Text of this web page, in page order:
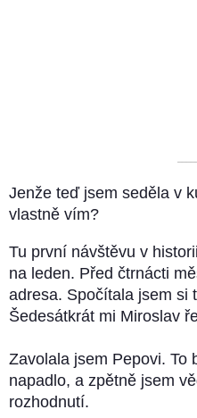
Jenže teď jsem seděla v
vlastně vím?
Tu první návštěvu v
na leden. Před čtrnácti
adresa. Spočítala jsem si
Šedesátkrát mi Miroslav
Zavolala jsem Pepovi. To
napadlo, a zpětně jsem
rozhodnutí.